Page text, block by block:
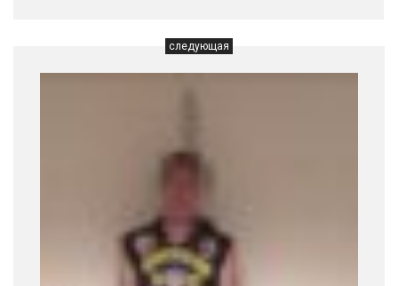
следующая